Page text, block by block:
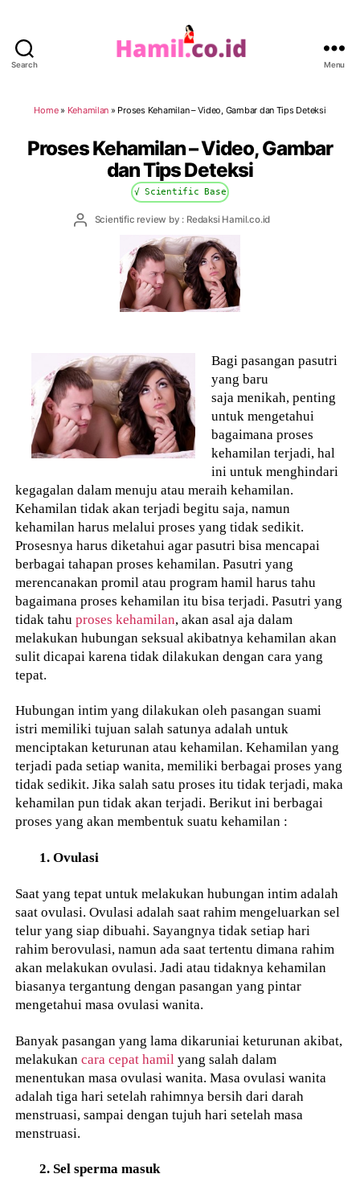
Search Menu
Home» Kehamilan » Proses Kehamilan – Video, Gambar dan Tips Deteksi
Proses Kehamilan – Video, Gambar
dan Tips Deteksi
√ Scientific Base
PostScientific review by : Redaksi Hamil.co.id
Bagi pasangan pasutri
yang baru
saja menikah, penting
untuk mengetahui
bagaimana proses
kehamilan terjadi, hal
ini untuk menghindari
kegagalan dalam menuju atau meraih kehamilan.
Kehamilan tidak akan terjadi begitu saja, namun
kehamilan harus melalui proses yang tidak sedikit.
Prosesnya harus diketahui agar pasutri bisa mencapai
berbagai tahapan proses kehamilan. Pasutri yang
merencanakan promil atau program hamil harus tahu
bagaimana proses kehamilan itu bisa terjadi. Pasutri yang
tidak tahuproses kehamilan, akan asal aja dalam
melakukan hubungan seksual akibatnya kehamilan akan
sulit dicapai karena tidak dilakukan dengan cara yang
tepat.
Hubungan intim yang dilakukan oleh pasangan suami
istri memiliki tujuan salah satunya adalah untuk
menciptakan keturunan atau kehamilan. Kehamilan yang
terjadi pada setiap wanita, memiliki berbagai proses yang
tidak sedikit. Jika salah satu proses itu tidak terjadi, maka
kehamilan pun tidak akan terjadi. Berikut ini berbagai
proses yang akan membentuk suatu kehamilan :
1. Ovulasi
Saat yang tepat untuk melakukan hubungan intim adalah
saat ovulasi. Ovulasi adalah saat rahim mengeluarkan sel
telur yang siap dibuahi. Sayangnya tidak setiap hari
rahim berovulasi, namun ada saat tertentu dimana rahim
akan melakukan ovulasi. Jadi atau tidaknya kehamilan
biasanya tergantung dengan pasangan yang pintar
mengetahui masa ovulasi wanita.
Banyak pasangan yang lama dikaruniai keturunan akibat,
melakukancara cepat hamil yang salah dalam
menentukan masa ovulasi wanita. Masa ovulasi wanita
adalah tiga hari setelah rahimnya bersih dari darah
menstruasi, sampai dengan tujuh hari setelah masa
menstruasi.
2. Sel sperma masuk